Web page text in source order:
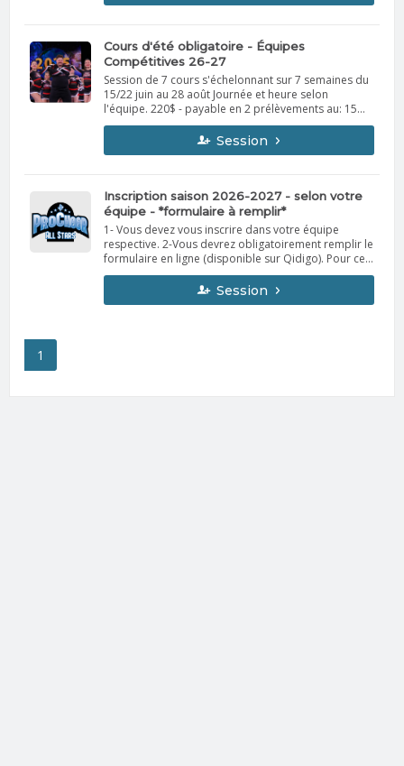
Cours d'été obligatoire - Équipes
Compétitives 26-27
Session de 7 cours s'échelonnant sur 7 semaines du
15/22 juin au 28 août Journée et heure selon
l'équipe. 220$ - payable en 2 prélèvements au: 15
juin et 15 juillet 2026.
Session
Inscription saison 2026-2027 - selon votre
équipe - *formulaire à remplir*
1- Vous devez vous inscrire dans votre équipe
respective. 2-Vous devrez obligatoirement remplir le
formulaire en ligne (disponible sur Qidigo). Pour ce
faire, ajoutez votre équipe dans votre panier et
cliquez sur "étape suivante", vous arriverez au
formulaire. Si vous rencontrer des problèmes avec
Session
1